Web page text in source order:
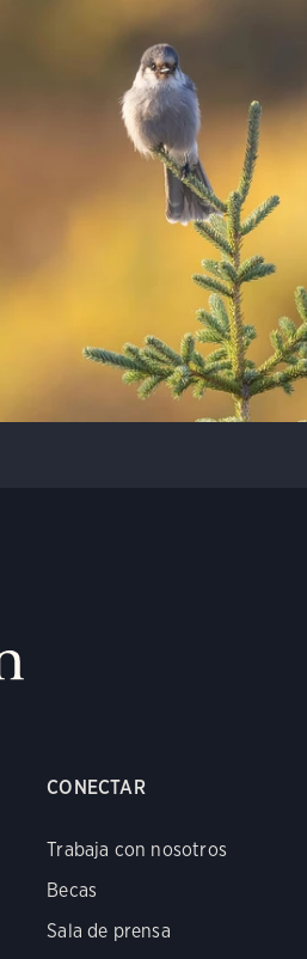
Aprenda más
CONECTAR
Trabaja con nosotros
Becas
Sala de prensa